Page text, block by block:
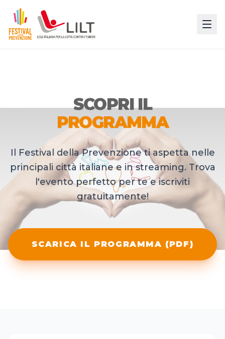
SCOPRI IL
PROGRAMMA
Il Festival della Prevenzione ti aspetta nelle
principali città italiane e in streaming. Trova
l'evento perfetto per te e iscriviti
gratuitamente!
SCARICA IL PROGRAMMA (PDF)